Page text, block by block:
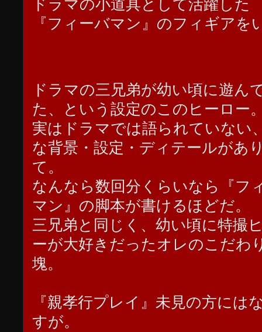
ドラマの小道具として活躍した
『フィーバマン』のフィギアを
ドラマの三兄弟が幼い頃に遊ん
た、という設定のこのヒーロー
実はドラマでは語られていない
な背景・設定・ディテールがあ
て。
なんなら数回分くらいなら『フ
マン』の脚本が書けるほどだ。
三兄弟と同じく、幼い頃に特撮
ーが大好きだったオレのこだわ
塊。
『親孝行プレイ』未見の方には
すが。